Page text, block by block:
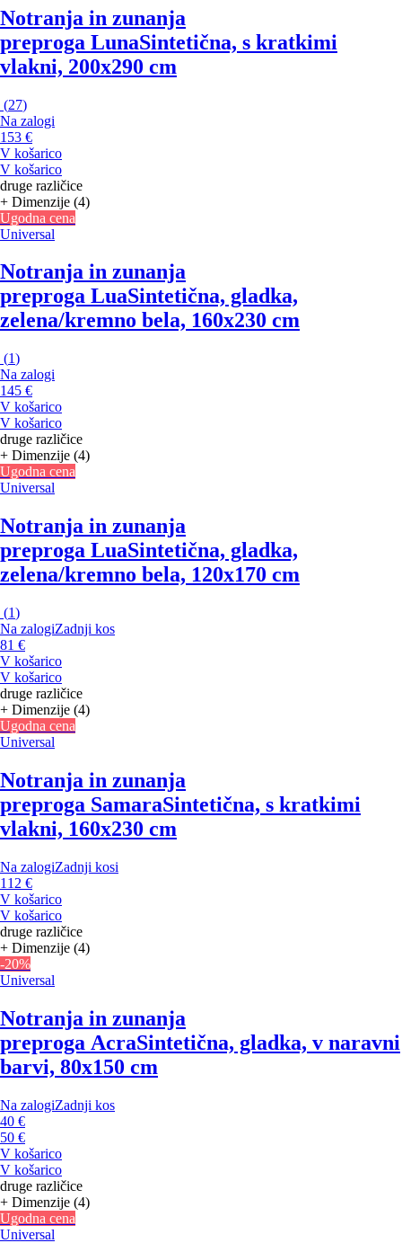
Notranja in zunanja
preproga LunaSintetična, s kratkimi
vlakni, 200x290 cm
(27)
Na zalogi
153 €
V košarico
V košarico
druge različice
+ Dimenzije (4)
Ugodna cena
Universal
Notranja in zunanja
preproga LuaSintetična, gladka,
zelena/kremno bela, 160x230 cm
(1)
Na zalogi
145 €
V košarico
V košarico
druge različice
+ Dimenzije (4)
Ugodna cena
Universal
Notranja in zunanja
preproga LuaSintetična, gladka,
zelena/kremno bela, 120x170 cm
(1)
Na zalogiZadnji kos
81 €
V košarico
V košarico
druge različice
+ Dimenzije (4)
Ugodna cena
Universal
Notranja in zunanja
preproga SamaraSintetična, s kratkimi
vlakni, 160x230 cm
Na zalogiZadnji kosi
112 €
V košarico
V košarico
druge različice
+ Dimenzije (4)
-20%
Universal
Notranja in zunanja
preproga AcraSintetična, gladka, v naravni
barvi, 80x150 cm
Na zalogiZadnji kos
40 €
50 €
V košarico
V košarico
druge različice
+ Dimenzije (4)
Ugodna cena
Universal